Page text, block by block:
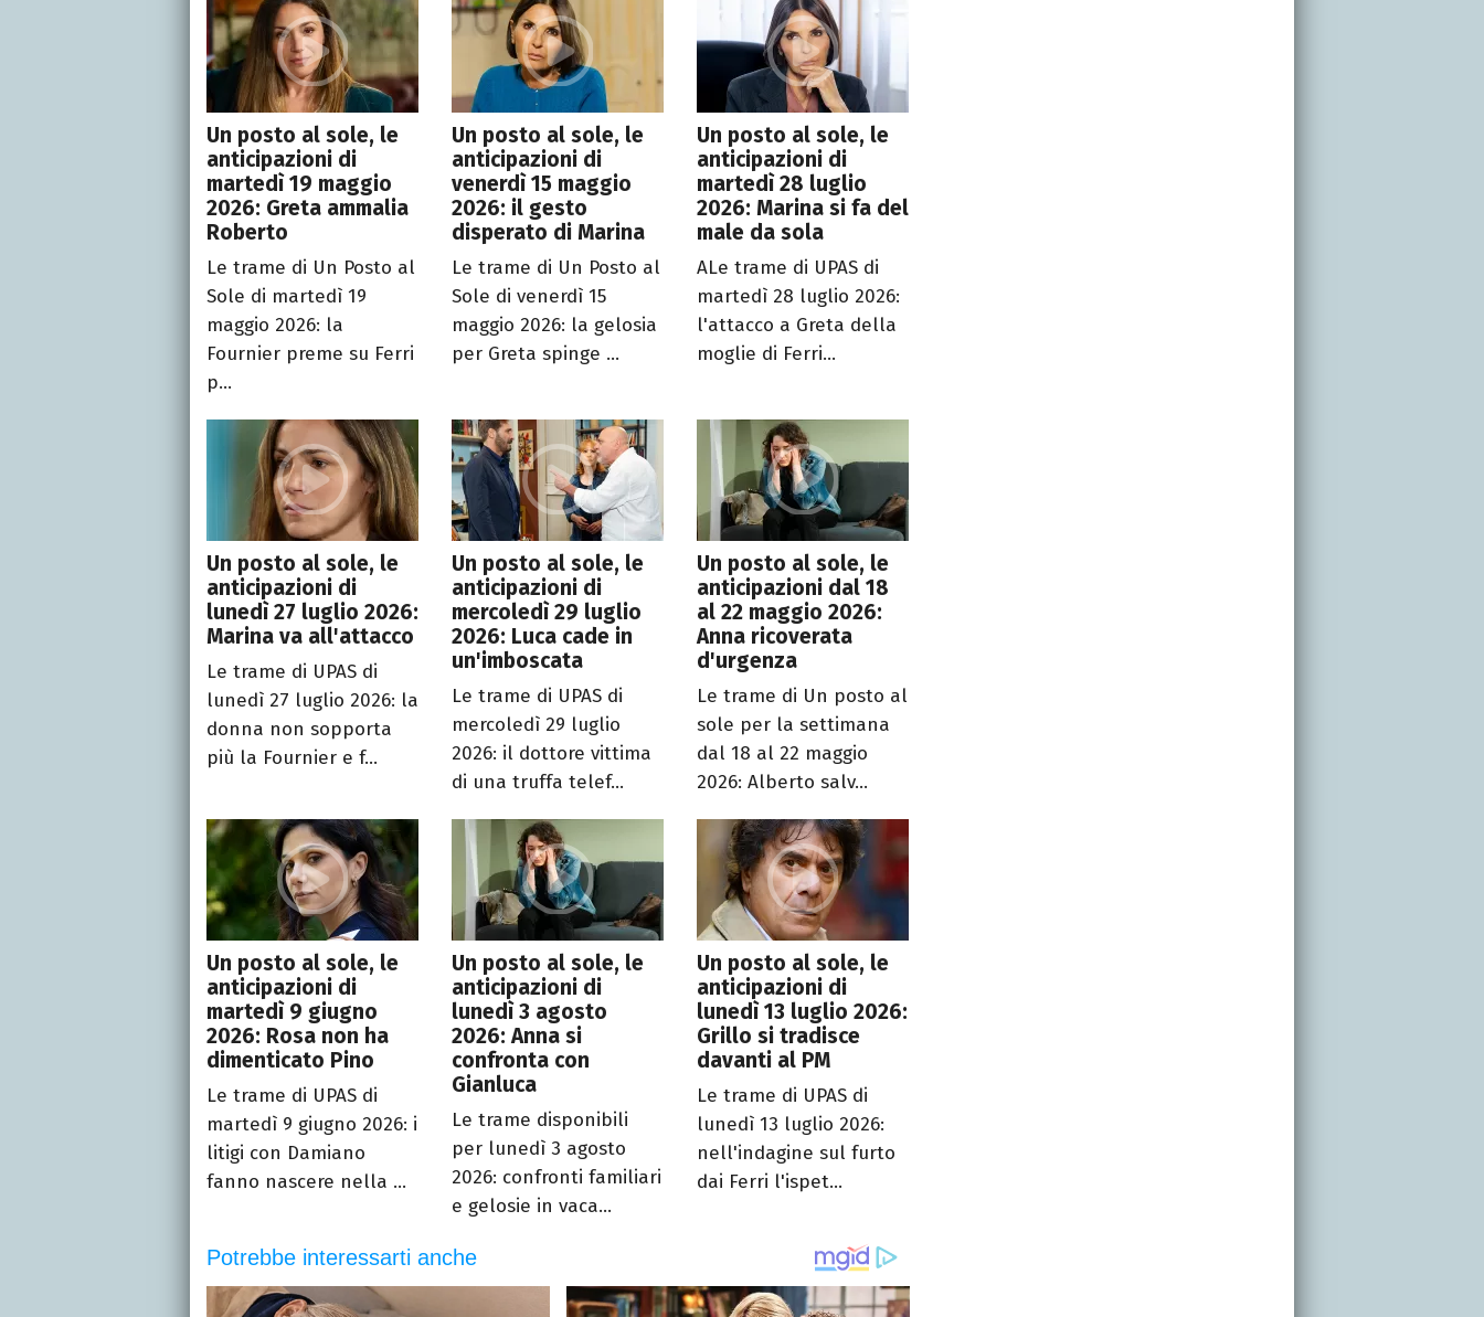
Un posto al sole, le
anticipazioni di
martedì 19 maggio
2026: Greta ammalia
Roberto
Le trame di Un Posto al
Sole di martedì 19
maggio 2026: la
Fournier preme su Ferri
p...
Un posto al sole, le
anticipazioni di
venerdì 15 maggio
2026: il gesto
disperato di Marina
Le trame di Un Posto al
Sole di venerdì 15
maggio 2026: la gelosia
per Greta spinge ...
Un posto al sole, le
anticipazioni di
martedì 28 luglio
2026: Marina si fa del
male da sola
ALe trame di UPAS di
martedì 28 luglio 2026:
l'attacco a Greta della
moglie di Ferri...
Un posto al sole, le
anticipazioni di
lunedì 27 luglio 2026:
Marina va all'attacco
Le trame di UPAS di
lunedì 27 luglio 2026: la
donna non sopporta
più la Fournier e f...
Un posto al sole, le
anticipazioni di
mercoledì 29 luglio
2026: Luca cade in
un'imboscata
Le trame di UPAS di
mercoledì 29 luglio
2026: il dottore vittima
di una truffa telef...
Un posto al sole, le
anticipazioni dal 18
al 22 maggio 2026:
Anna ricoverata
d'urgenza
Le trame di Un posto al
sole per la settimana
dal 18 al 22 maggio
2026: Alberto salv...
Un posto al sole, le
anticipazioni di
martedì 9 giugno
2026: Rosa non ha
dimenticato Pino
Le trame di UPAS di
martedì 9 giugno 2026: i
litigi con Damiano
fanno nascere nella ...
Un posto al sole, le
anticipazioni di
lunedì 3 agosto
2026: Anna si
confronta con
Gianluca
Le trame disponibili
per lunedì 3 agosto
2026: confronti familiari
e gelosie in vaca...
Un posto al sole, le
anticipazioni di
lunedì 13 luglio 2026:
Grillo si tradisce
davanti al PM
Le trame di UPAS di
lunedì 13 luglio 2026:
nell'indagine sul furto
dai Ferri l'ispet...